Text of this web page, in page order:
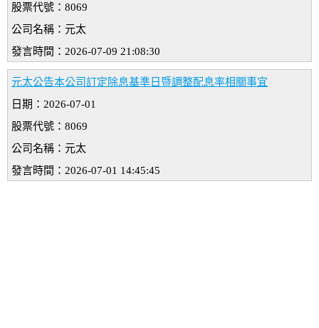
股票代號：8069
公司名稱：元太
發言時間：2026-07-09 21:08:30
元太公告本公司訂定除息基準日暨調整配息率相關事宜
日期：2026-07-01
股票代號：8069
公司名稱：元太
發言時間：2026-07-01 14:45:45